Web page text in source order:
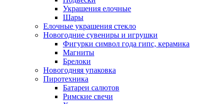
Украшения елочные
Шары
Елочные украшения стекло
Новогодние сувениры и игрушки
Фигурки символ года гипс, керамика
Магниты
Брелоки
Новогодняя упаковка
Пиротехника
Батареи салютов
Римские свечи